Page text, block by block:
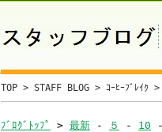
誠
当サイトの
TOP > STAFF BLOG > ｺｰﾋｰﾌﾞﾚｲｸ >
ﾌﾞﾛｸﾞﾄｯﾌﾟ > 最新 - ５ - 10